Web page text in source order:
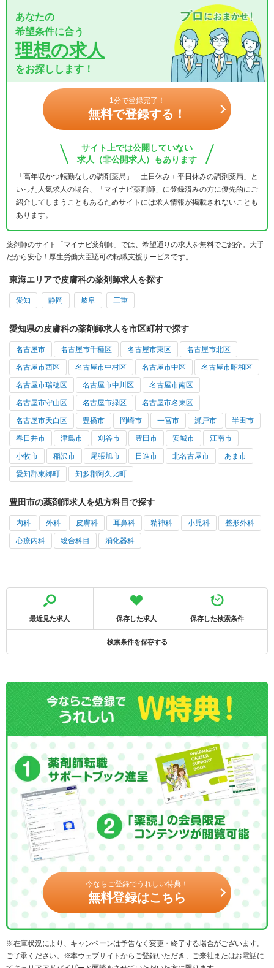
あなたの
希望条件に合う
理想の求人
をお探しします！
1分で登録完了！
無料で登録する！
サイト上では公開していない
求人（非公開求人）もあります
「高年収かつ転勤なしの調剤薬局」「土日休み＋平日休みの調剤薬局」と
いった人気求人の場合、「マイナビ薬剤師」に登録済みの方に優先的にご
紹介してしまうこともあるためサイトには求人情報が掲載されないことも
あります。
薬剤師のサイト「マイナビ薬剤師」では、希望通りの求人を無料でご紹介。大手
だから安心！厚生労働大臣認可の転職支援サービスです。
東海エリアで皮膚科の薬剤師求人を探す
愛知 静岡 岐阜 三重
愛知県の皮膚科の薬剤師求人を市区町村で探す
名古屋市 名古屋市千種区 名古屋市東区 名古屋市北区
名古屋市西区 名古屋市中村区 名古屋市中区 名古屋市昭和区
名古屋市瑞穂区 名古屋市中川区 名古屋市南区
名古屋市守山区 名古屋市緑区 名古屋市名東区
名古屋市天白区 豊橋市 岡崎市 一宮市 瀬戸市 半田市
春日井市 津島市 刈谷市 豊田市 安城市 江南市
小牧市 稲沢市 尾張旭市 日進市 北名古屋市 あま市
愛知郡東郷町 知多郡阿久比町
豊田市の薬剤師求人を処方科目で探す
内科 外科 皮膚科 耳鼻科 精神科 小児科 整形外科
心療内科 総合科目 消化器科
最近見た求人 保存した求人 保存した検索条件
検索条件を保存する
今ならご登録でうれしい特典！
無料登録はこちら
※在庫状況により、キャンペーンは予告なく変更・終了する場合がございます。
ご了承ください。※本ウェブサイトからご登録いただき、ご来社またはお電話に